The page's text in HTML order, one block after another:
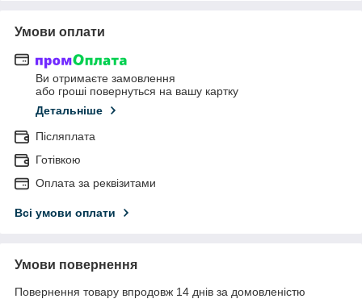
Умови оплати
Ви отримаєте замовлення
або гроші повернуться на вашу картку
Детальніше
Післяплата
Готівкою
Оплата за реквізитами
Всі умови оплати
Умови повернення
Повернення товару впродовж 14 днів за домовленістю